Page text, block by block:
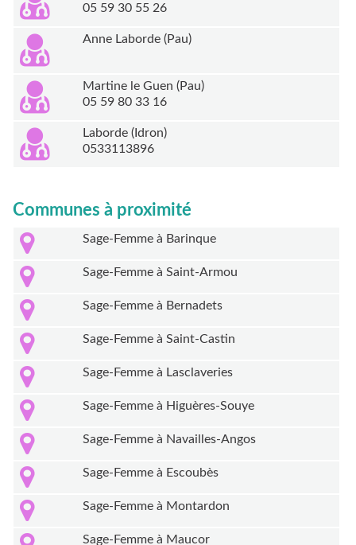
05 59 30 55 26
Anne Laborde (Pau)
Martine le Guen (Pau)
05 59 80 33 16
Laborde (Idron)
0533113896
Communes à proximité
Sage-Femme à Barinque
Sage-Femme à Saint-Armou
Sage-Femme à Bernadets
Sage-Femme à Saint-Castin
Sage-Femme à Lasclaveries
Sage-Femme à Higuères-Souye
Sage-Femme à Navailles-Angos
Sage-Femme à Escoubès
Sage-Femme à Montardon
Sage-Femme à Maucor